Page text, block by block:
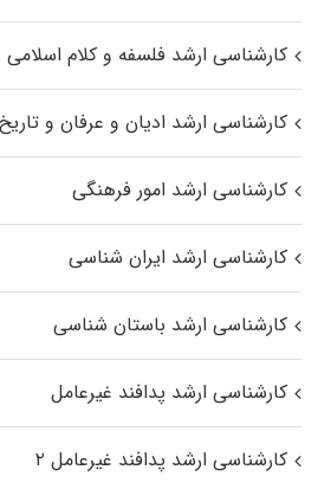
کارشناسی ارشد فلسفه و کلام اسلامی
کارشناسی ارشد ادیان و عرفان و
کارشناسی ارشد امور فرهنگی
کارشناسی ارشد ایران شناسی
کارشناسی ارشد باستان شناسی
کارشناسی ارشد پدافند غیرعامل
کارشناسی ارشد پدافند غیرعامل ۲